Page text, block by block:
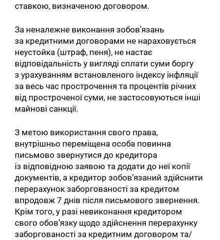
ставкою, визначеною договором.
За неналежне виконання зобов’язань
за кредитними договорами не нараховується
неустойка (штраф, пеня), не настає
відповідальність у вигляді сплати суми боргу
з урахуванням встановленого індексу інфляції
за весь час прострочення та процентів річних
від простроченої суми, не застосовуються інші
майнові санкції.
З метою використання свого права,
внутрішньо переміщена особа повинна
письмово звернутися до кредитора
із відповідною заявою та додати до неї копії
документів, а кредитор зобов’язаний здійснити
перерахунок заборгованості за кредитом
впродовж 7 днів після письмового звернення.
Крім того, у разі невиконання кредитором
свого обов’язку щодо здійснення перерахунку
заборгованості за кредитним договором та/